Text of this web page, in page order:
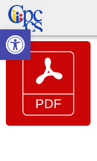
Abrir barra de
Skip
to
primary
navigation
Skip
to
main
content
Skip
to
primary
sidebar
Skip
to
footer
Consejo
de
Participación
Ciudadana
Construyendo
Poder